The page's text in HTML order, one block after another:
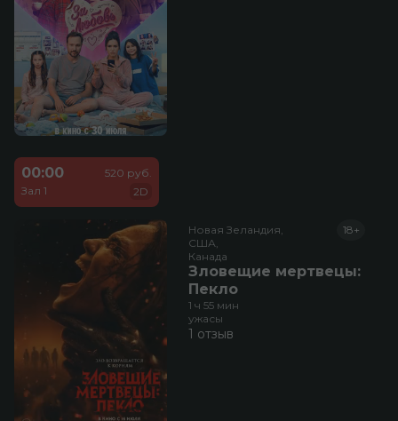
00:00
Зал 1
520 руб.
2D
Новая Зеландия,
США,
Канада
Зловещие мертвецы:
Пекло
18+
1 ч 55 мин
ужасы
1 отзыв